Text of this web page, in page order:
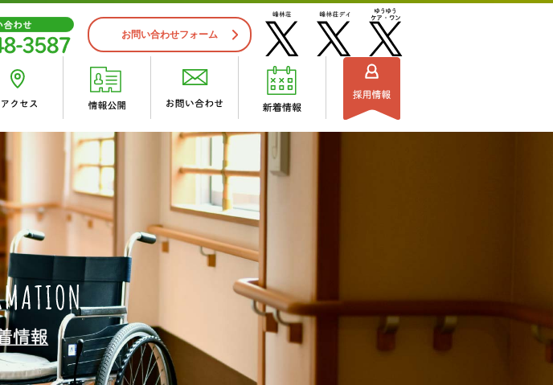
お問い合わせフォーム
概要 ・沿革 ・組織図
・入居申込から入所するまでの流れ
・ご利用できる方
イベント紹介
居宅介護支援事業所
施設見学のご案内
ゆうゆうケア・ワン デイサービスセンター
スタッフインタビュー